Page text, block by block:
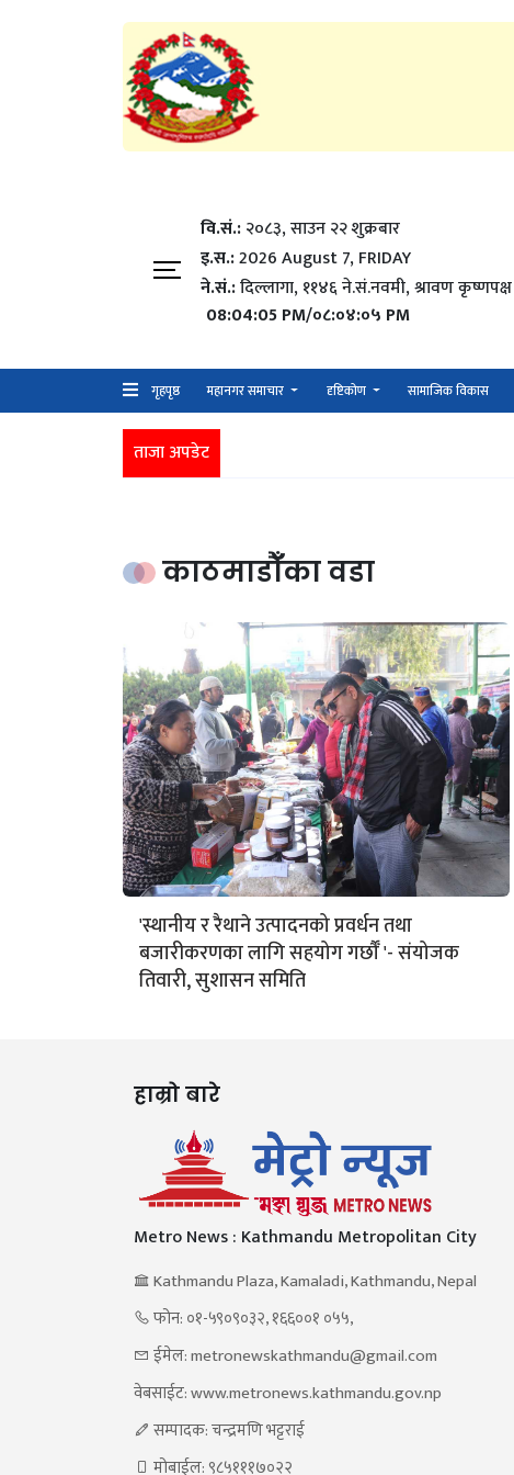
वि.सं.:२०८३, साउन २२ शुक्रबार​
इ.स.:2026 August 7, FRIDAY
ने.सं.:दिल्लागा, ११४६ ने.सं.नवमी, श्रावण कृष्णपक्ष
08:04:05 PM/०८:०४:०५ PM
गृहपृष्ठ महानगर समाचार दृष्टिकोण सामाजिक विकास
ताजा अपडेट
काठमाडौँका वडा
'स्थानीय र रैथाने उत्पादनको प्रवर्धन तथा
बजारीकरणका लागि सहयोग गर्छौँ '- संयोजक
तिवारी, सुशासन समिति
हाम्रो बारे
Metro News : Kathmandu Metropolitan City
Kathmandu Plaza, Kamaladi, Kathmandu, Nepal
फोन: ०१-५९०९०३२, १६६००१ ०५५,
ईमेल: metronewskathmandu@gmail.com
वेबसाईट: www.metronews.kathmandu.gov.np
सम्पादक: चन्द्रमणि भट्टराई
मोबाईल: ९८५१११७०२२